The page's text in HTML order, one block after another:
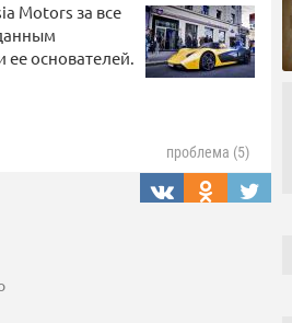
Motors за все
основателей.
проблема (5)